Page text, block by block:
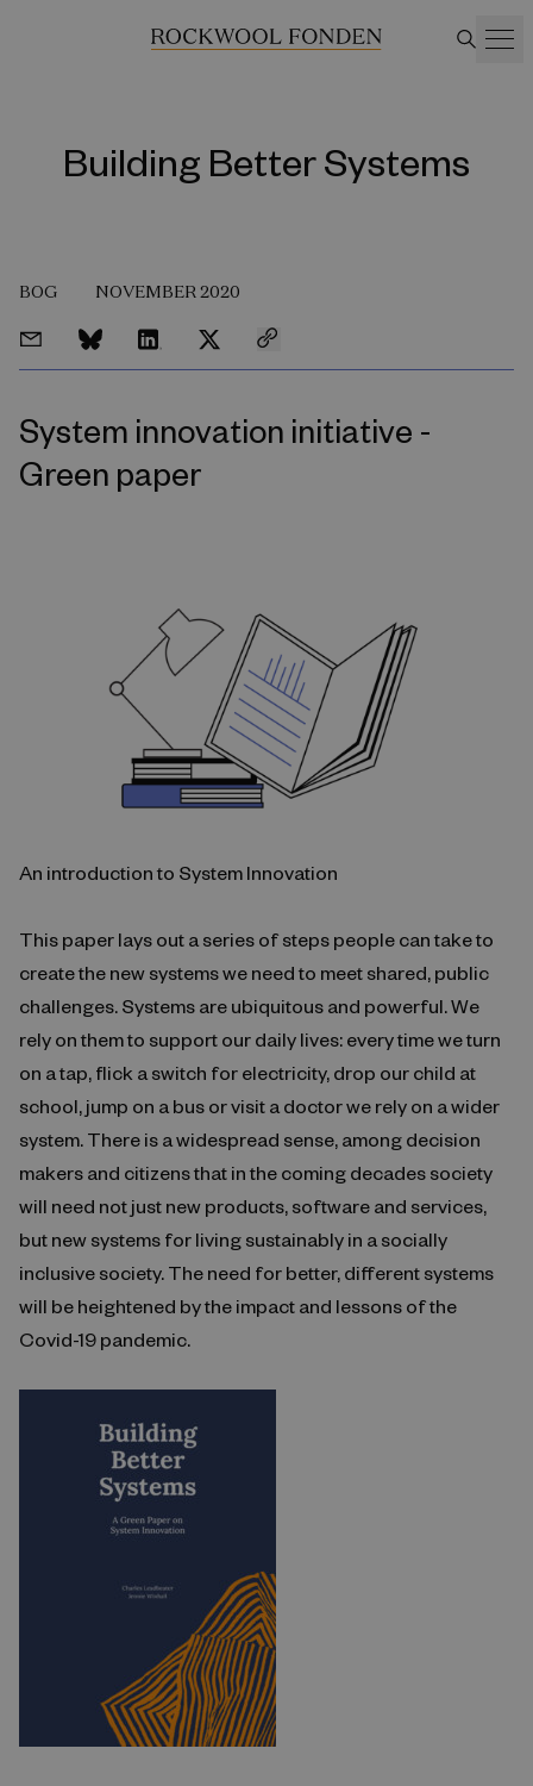
Building Better Systems
BOG NOVEMBER 2020
System innovation initiative -
Green paper
An introduction to System Innovation
This paper lays out a series of steps people can take to
create the new systems we need to meet shared, public
challenges. Systems are ubiquitous and powerful. We
rely on them to support our daily lives: every time we turn
on a tap, flick a switch for electricity, drop our child at
school, jump on a bus or visit a doctor we rely on a wider
system. There is a widespread sense, among decision
makers and citizens that in the coming decades society
will need not just new products, software and services,
but new systems for living sustainably in a socially
inclusive society. The need for better, different systems
will be heightened by the impact and lessons of the
Covid-19 pandemic.